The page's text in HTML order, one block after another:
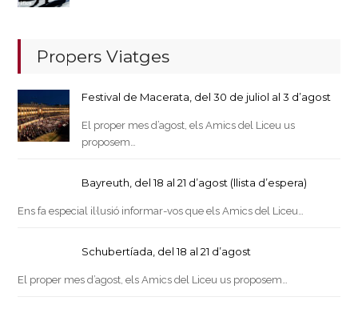
Propers Viatges
Festival de Macerata, del 30 de juliol al 3 d’agost
El proper mes d’agost, els Amics del Liceu us
proposem…
Bayreuth, del 18 al 21 d’agost (llista d’espera)
Ens fa especial il·lusió informar-vos que els Amics del Liceu…
Schubertíada, del 18 al 21 d’agost
El proper mes d’agost, els Amics del Liceu us proposem…